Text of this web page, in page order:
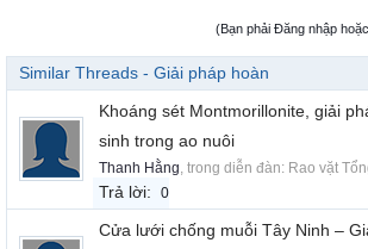
(Bạn phải Đăng nhập
Similar Threads - Giải pháp hoàn
Khoáng sét Montmorillonite, giải
sinh trong ao nuôi
Thanh Hằng, trong diễn đàn: Rao vặt
Trả lời: 0
Cửa lưới chống muỗi Tây Ninh –